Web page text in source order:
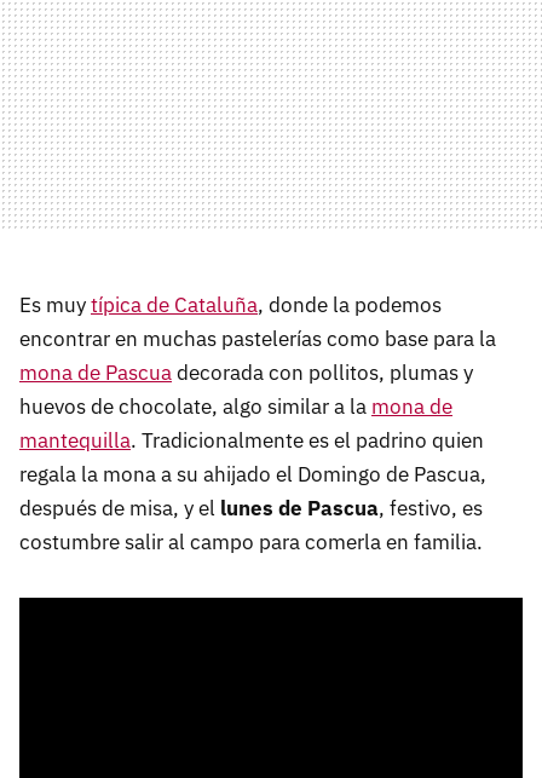
Es muytípica de Cataluña, donde la podemos
encontrar en muchas pastelerías como base para la
mona de Pascuadecorada con pollitos, plumas y
huevos de chocolate, algo similar a la mona de
mantequilla. Tradicionalmente es el padrino quien
regala la mona a su ahijado el Domingo de Pascua,
después de misa, y el lunes de Pascua, festivo, es
costumbre salir al campo para comerla en familia.